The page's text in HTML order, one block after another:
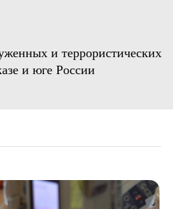
и террористических
и юге России